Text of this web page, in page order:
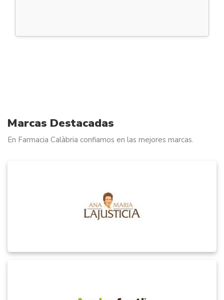
Marcas Destacadas
En Farmacia Calàbria confiamos en las mejores marcas.